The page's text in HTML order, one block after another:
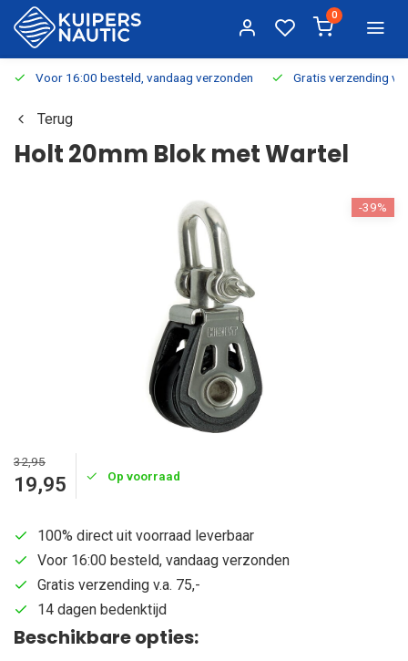
0
Voor 16:00 besteld, vandaag verzonden Gratis verzending
Terug
Holt 20mm Blok met Wartel
-39%
32,95
19,95 Op voorraad
100% direct uit voorraad leverbaar
Voor 16:00 besteld, vandaag verzonden
Gratis verzending v.a. 75,-
14 dagen bedenktijd
Beschikbare opties: